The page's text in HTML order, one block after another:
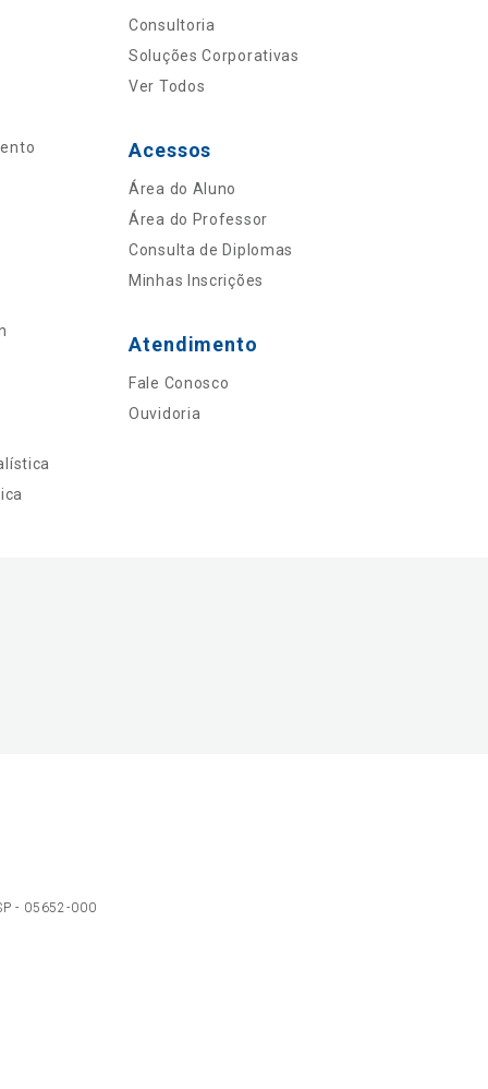
Consultoria
Soluções Corporativas
Ver Todos
Acessos
Área do Aluno
Área do Professor
Consulta de Diplomas
Minhas Inscrições
Atendimento
Fale Conosco
Ouvidoria
- 05652-000